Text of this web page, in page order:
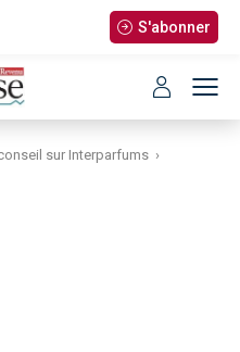
S'abonner
sur Interparfums ›